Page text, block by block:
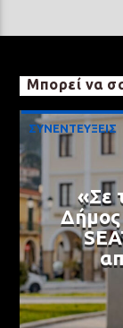
Μπορεί να
ΣΥΝΕΝΤΕΥΞΕΙΣ
«Σε
Δήμος